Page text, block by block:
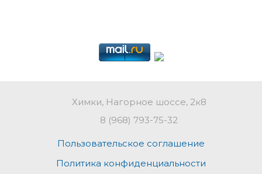
Химки, Нагорное шоссе, 2к8
8 (968) 793-75-32
Пользовательское соглашение
Политика конфиденциальности